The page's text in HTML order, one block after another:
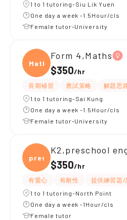
1 to 1 tutoring-Siu Lik Yuen
One day a week -1.5Hour/cls
Female tutor-University
Maths
Form 4,Maths
$350/hr
長期補習 應試策略 解題思
1 to 1 tutoring-Sai Kung
One day a week -1.5Hour/cls
Female tutor-University
presc
K2,preschool
$350/hr
有愛心 有耐性 提供練習題/
1 to 1 tutoring-North Point
One day a week -1Hour/cls
Female tutor